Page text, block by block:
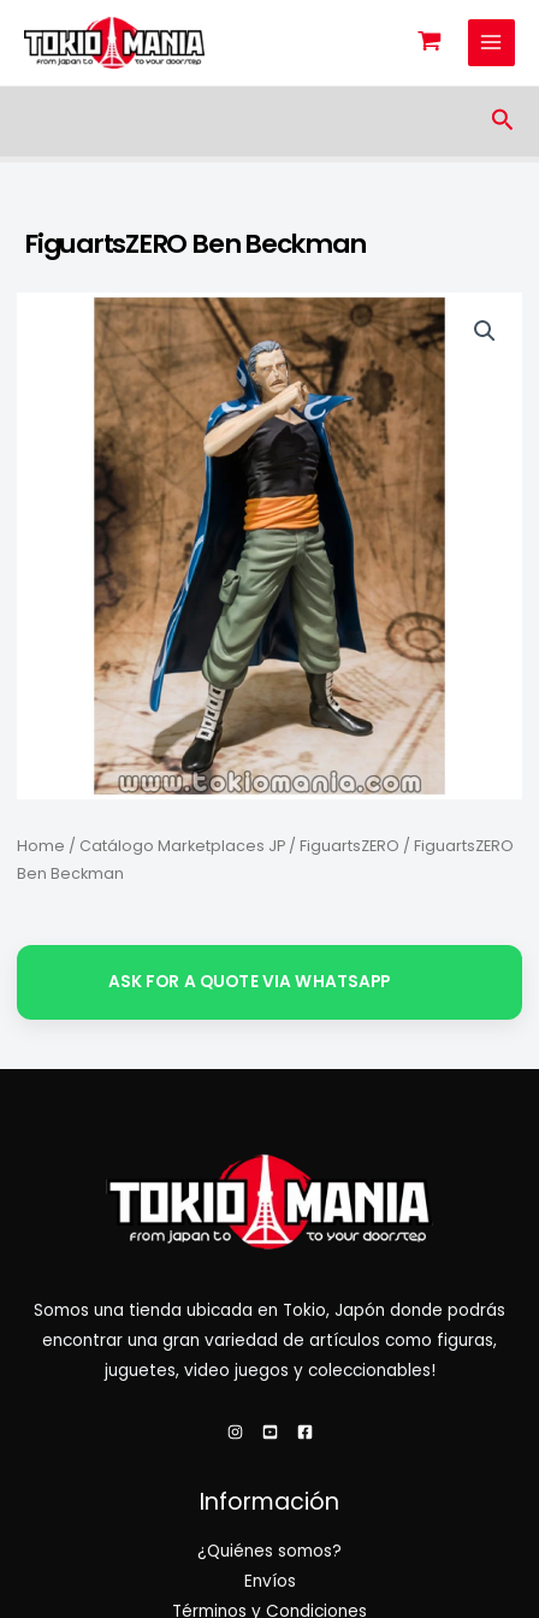
Skip to content
FiguartsZERO Ben Beckman
Home / Catálogo Marketplaces JP/ FiguartsZERO / FiguartsZERO
Ben Beckman
ASK FOR A QUOTE VIA WHATSAPP
Somos una tienda ubicada en Tokio, Japón donde podrás
encontrar una gran variedad de artículos como figuras,
juguetes, video juegos y coleccionables!
Información
¿Quiénes somos?
Envíos
Términos y Condiciones